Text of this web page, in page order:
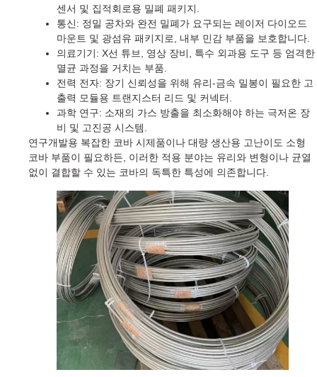
센서 및 집적회로용 밀폐 패키지.
통신: 정밀 공차와 완전 밀폐가 요구되는 레이저 다이오드
마운트 및 광섬유 패키지로, 내부 민감 부품을 보호합니다.
의료기기: X선 튜브, 영상 장비, 특수 외과용 도구 등 엄격한
멸균 과정을 거치는 부품.
전력 전자: 장기 신뢰성을 위해 유리-금속 밀봉이 필요한 고
출력 모듈용 트랜지스터 리드 및 커넥터.
과학 연구: 소재의 가스 방출을 최소화해야 하는 극저온 장
비 및 고진공 시스템.
연구개발용 복잡한 코바 시제품이나 대량 생산용 고난이도 소형
코바 부품이 필요하든, 이러한 적용 분야는 유리와 변형이나 균열
없이 결합할 수 있는 코바의 독특한 특성에 의존합니다.